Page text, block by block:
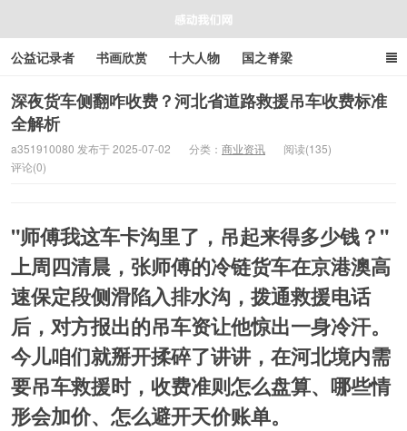
感动我们网
公益记录者 书画欣赏 十大人物 国之脊梁
好人好事 感人资讯 商业资讯 在线工具箱
深夜货车侧翻咋收费？河北省道路救援吊车收费标准
全解析
a351910080 发布于 2025-07-02 分类： 商业资讯
阅读(135)
评论(0)
"师傅我这车卡沟里了，吊起来得多少钱？"
上周四清晨，张师傅的冷链货车在京港澳高
速保定段侧滑陷入排水沟，拨通救援电话
后，对方报出的吊车资让他惊出一身冷汗。
今儿咱们就掰开揉碎了讲讲，在河北境内需
要吊车救援时， 收费准则怎么盘算、 哪些情
形会加价、 怎么避开天价账单。